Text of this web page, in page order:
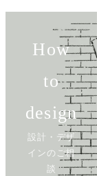
How
to
design
設計・デザ
インのご相
談